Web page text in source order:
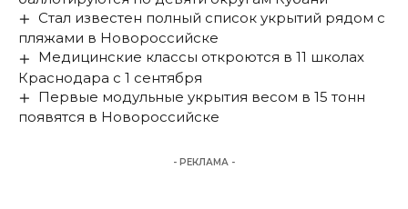
Стал известен полный список укрытий рядом с
пляжами в Новороссийске
Медицинские классы откроются в 11 школах
Краснодара с 1 сентября
Первые модульные укрытия весом в 15 тонн
появятся в Новороссийске
- РЕКЛАМА -